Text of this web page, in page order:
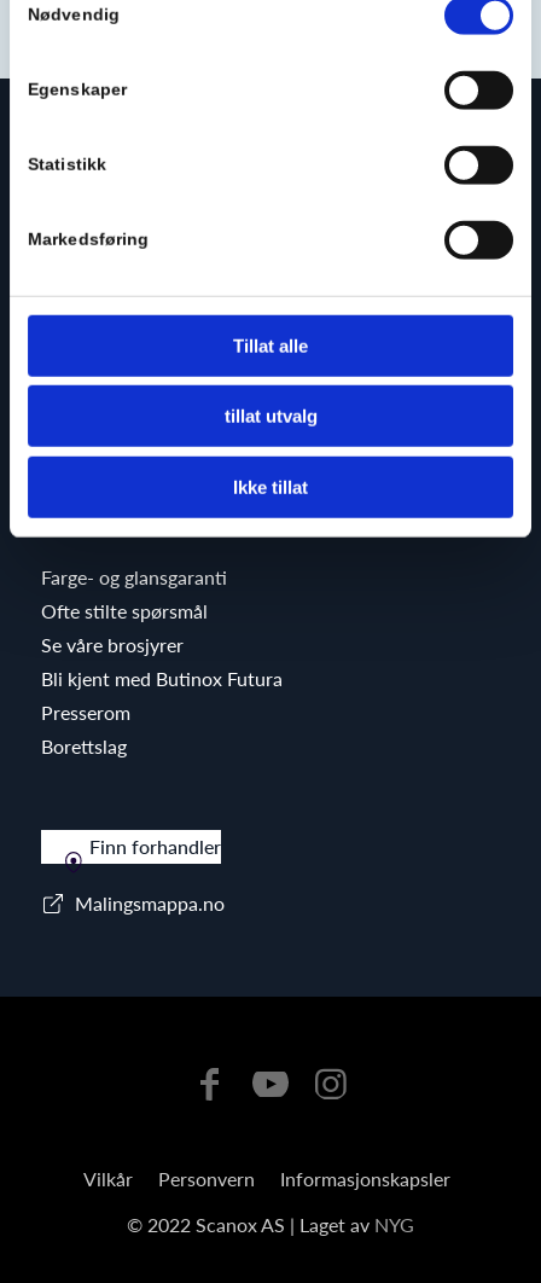
Nødvendig
Egenskaper
Statistikk
Markedsføring
Tillat alle
tillat utvalg
Ikke tillat
Om Butinox Futura
Farge- og glansgaranti
Ofte stilte spørsmål
Se våre brosjyrer
Bli kjent med Butinox Futura
Presserom
Borettslag
Finn forhandler
Malingsmappa.no
© 2022 Scanox AS | Laget av NYG
Vilkår Personvern Informasjonskapsler